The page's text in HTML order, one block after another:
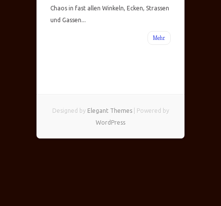
Chaos in fast allen Winkeln, Ecken, Strassen
und Gassen...
Mehr
Designed by Elegant Themes| Powered by
WordPress